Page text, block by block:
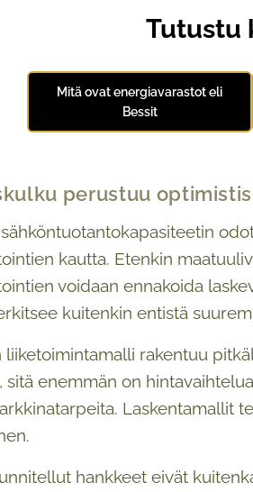
Tutustu
Mitä ovat energiavarastot eli
Bessit
perustuu
kautta. Etenkin
voidaan ennakoida
kuitenkin entistä
liiketoimintamalli rakentuu
sitä enemmän on
Laskentamallit
hankkeet eivät